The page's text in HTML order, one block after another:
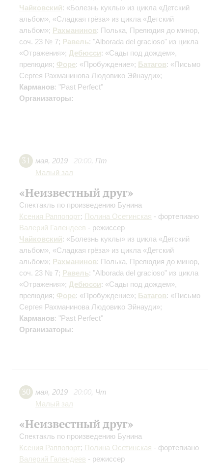
Чайковский: «Болезнь куклы» из цикла «Детский
альбом», «Сладкая грёза» из цикла «Детский
альбом»; Рахманинов: Полька, Прелюдия до минор,
соч. 23 № 7; Равель: "Alborada del gracioso" из цикла
«Отражения»; Дебюсси: «Сады под дождем»,
прелюдия; Форе: «Пробуждение»; Батагов: «Письмо
Сергея Рахманинова Людовико Эйнауди»;
Карманов: "Past Perfect"
Организаторы:
31 мая, 2019 20:00, Пт
Малый зал
«Неизвестный друг»
Спектакль по произведению Бунина
Ксения Раппопорт; Полина Осетинская - фортепиано
Валерий Галендеев - режиссер
Чайковский: «Болезнь куклы» из цикла «Детский
альбом», «Сладкая грёза» из цикла «Детский
альбом»; Рахманинов: Полька, Прелюдия до минор,
соч. 23 № 7; Равель: "Alborada del gracioso" из цикла
«Отражения»; Дебюсси: «Сады под дождем»,
прелюдия; Форе: «Пробуждение»; Батагов: «Письмо
Сергея Рахманинова Людовико Эйнауди»;
Карманов: "Past Perfect"
Организаторы:
30 мая, 2019 20:00, Чт
Малый зал
«Неизвестный друг»
Спектакль по произведению Бунина
Ксения Раппопорт; Полина Осетинская - фортепиано
Валерий Галендеев - режиссер